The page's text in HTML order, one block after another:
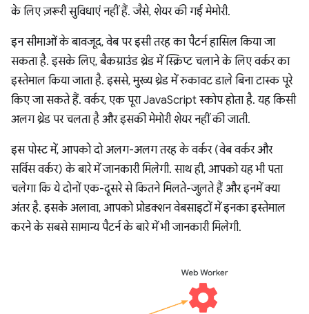
के लिए ज़रूरी सुविधाएं नहीं हैं. जैसे, शेयर की गई मेमोरी.
इन सीमाओं के बावजूद, वेब पर इसी तरह का पैटर्न हासिल किया जा
सकता है. इसके लिए, बैकग्राउंड थ्रेड में स्क्रिप्ट चलाने के लिए वर्कर का
इस्तेमाल किया जाता है. इससे, मुख्य थ्रेड में रुकावट डाले बिना टास्क पूरे
किए जा सकते हैं. वर्कर, एक पूरा JavaScript स्कोप होता है. यह किसी
अलग थ्रेड पर चलता है और इसकी मेमोरी शेयर नहीं की जाती.
इस पोस्ट में, आपको दो अलग-अलग तरह के वर्कर (वेब वर्कर और
सर्विस वर्कर) के बारे में जानकारी मिलेगी. साथ ही, आपको यह भी पता
चलेगा कि ये दोनों एक-दूसरे से कितने मिलते-जुलते हैं और इनमें क्या
अंतर है. इसके अलावा, आपको प्रोडक्शन वेबसाइटों में इनका इस्तेमाल
करने के सबसे सामान्य पैटर्न के बारे में भी जानकारी मिलेगी.